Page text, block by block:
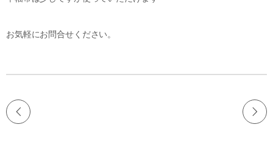
お気軽にお問合せください。